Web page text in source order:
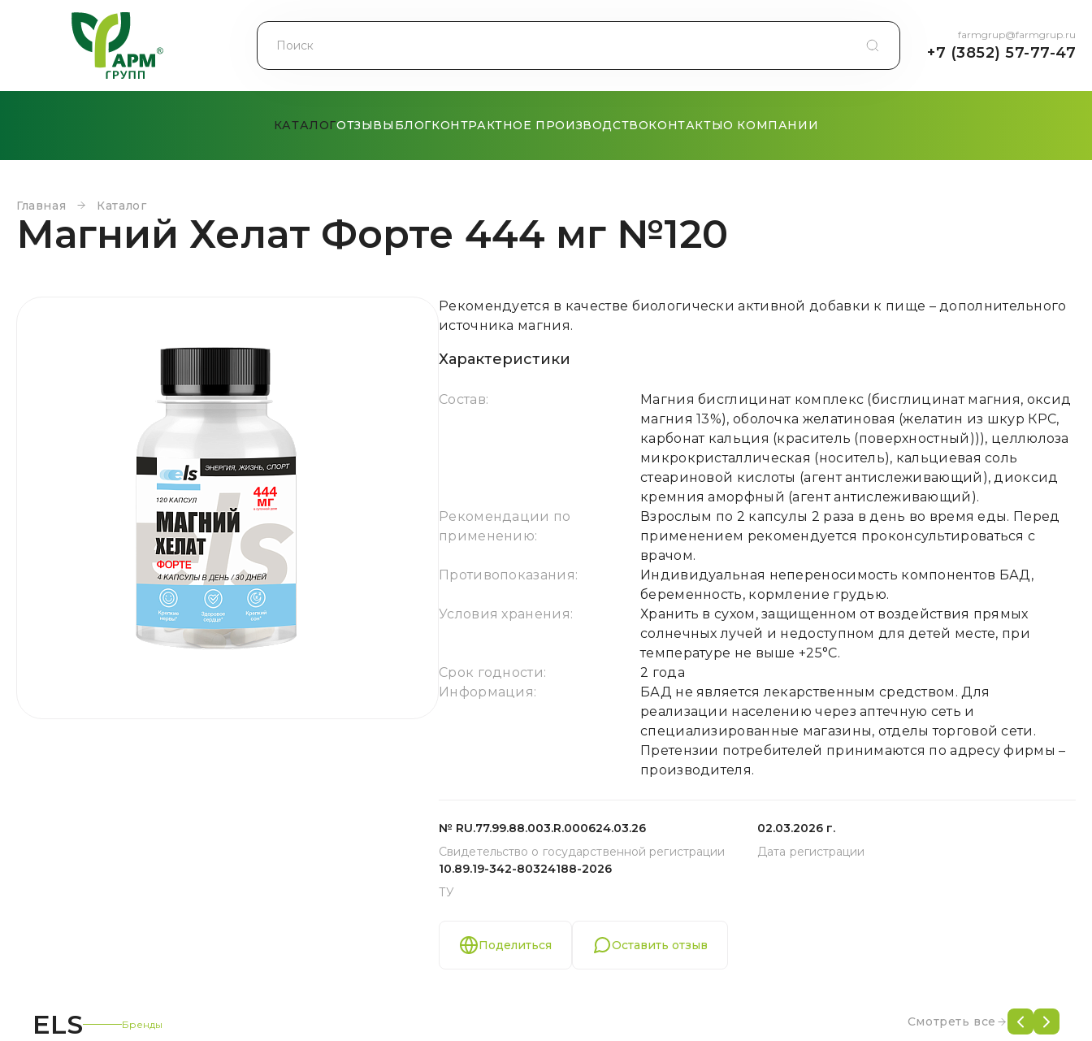
farmgrup@farmgrup.ru
+7 (3852) 57-77-47
КАТАЛОГОТЗЫВЫ БЛОГКОНТРАКТНОЕ ПРОИЗВОДСТВОКОНТАКТЫО КОМПАНИИ
Главная Каталог
Магний Хелат Форте 444 мг №120
Рекомендуется в качестве биологически активной добавки к пище – дополнительного
источника магния.
Характеристики
Состав:
Магния бисглицинат комплекс (бисглицинат магния, оксид
магния 13%), оболочка желатиновая (желатин из шкур КРС,
карбонат кальция (краситель (поверхностный))), целлюлоза
микрокристаллическая (носитель), кальциевая соль
стеариновой кислоты (агент антислеживающий), диоксид
кремния аморфный (агент антислеживающий).
Рекомендации по
применению:
Взрослым по 2 капсулы 2 раза в день во время еды. Перед
применением рекомендуется проконсультироваться с
врачом.
Противопоказания:
Индивидуальная непереносимость компонентов БАД,
беременность, кормление грудью.
Условия хранения:
Хранить в сухом, защищенном от воздействия прямых
солнечных лучей и недоступном для детей месте, при
температуре не выше +25°С.
Срок годности:
2 года
Информация:
БАД не является лекарственным средством. Для
реализации населению через аптечную сеть и
специализированные магазины, отделы торговой сети.
Претензии потребителей принимаются по адресу фирмы –
производителя.
№ RU.77.99.88.003.R.000624.03.26
Свидетельство о государственной регистрации
02.03.2026 г.
Дата регистрации
10.89.19-342-80324188-2026
ТУ
Поделиться Оставить отзыв
ELS Бренды Смотреть все